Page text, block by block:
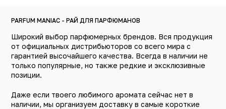
PARFUM MANIAC - РАЙ ДЛЯ ПАРФЮМАНОВ
Широкий выбор парфюмерных брендов. Вся продукция
от официальных дистрибьюторов со всего мира с
гарантией высочайшего качества. Всегда в наличии не
только популярные, но также редкие и эксклюзивные
позиции.
Даже если твоего любимого аромата сейчас нет в
наличии, мы организуем доставку в самые короткие